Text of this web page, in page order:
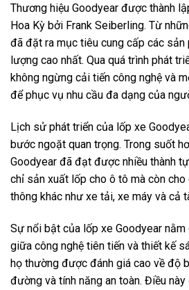
Thương hiệu Goodyear được thành
Hoa Kỳ bởi Frank Seiberling. Từ
đã đặt ra mục tiêu cung cấp các
lượng cao nhất. Qua quá trình phát
không ngừng cải tiến công nghệ và
để phục vụ nhu cầu đa dạng của
Lịch sử phát triển của lốp xe
bước ngoặt quan trọng. Trong suốt
Goodyear đã đạt được nhiều thành
chỉ sản xuất lốp cho ô tô mà còn
thông khác như xe tải, xe máy và cả
Sự nổi bật của lốp xe Goodyear nằm
giữa công nghệ tiên tiến và thiết kế
họ thường được đánh giá cao về độ
đường và tính năng an toàn. Điều